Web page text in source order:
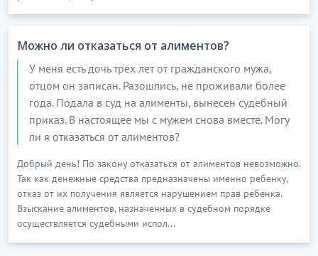
Можно ли отказаться от алиментов?
У меня есть дочь трех лет от гражданского мужа,
отцом он записан. Разошлись, не проживали более
года. Подала в суд на алименты, вынесен судебный
приказ. В настоящее мы с мужем снова вместе. Могу
ли я отказаться от алиментов?
Добрый день! По закону отказаться от алиментов невозможно.
Так как денежные средства предназначены именно ребенку,
отказ от их получения является нарушением прав ребенка.
Взыскание алиментов, назначенных в судебном порядке
осуществляется судебными испол...